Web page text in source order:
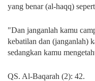
yang benar (al-haqq)
"Dan janganlah kamu
kebatilan dan (janganlah)
sedangkan kamu
QS. Al-Baqarah (2): 42.